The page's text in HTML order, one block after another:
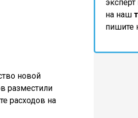
новой
разместили
расходов на
на наш
пишите